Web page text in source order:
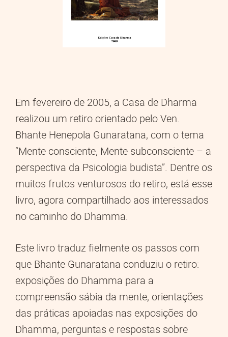
Em fevereiro de 2005, a Casa de Dharma
realizou um retiro orientado pelo Ven.
Bhante Henepola Gunaratana, com o tema
“Mente consciente, Mente subconsciente – a
perspectiva da Psicologia budista”. Dentre os
muitos frutos venturosos do retiro, está esse
livro, agora compartilhado aos interessados
no caminho do Dhamma.
Este livro traduz fielmente os passos com
que Bhante Gunaratana conduziu o retiro:
exposições do Dhamma para a
compreensão sábia da mente, orientações
das práticas apoiadas nas exposições do
Dhamma, perguntas e respostas sobre